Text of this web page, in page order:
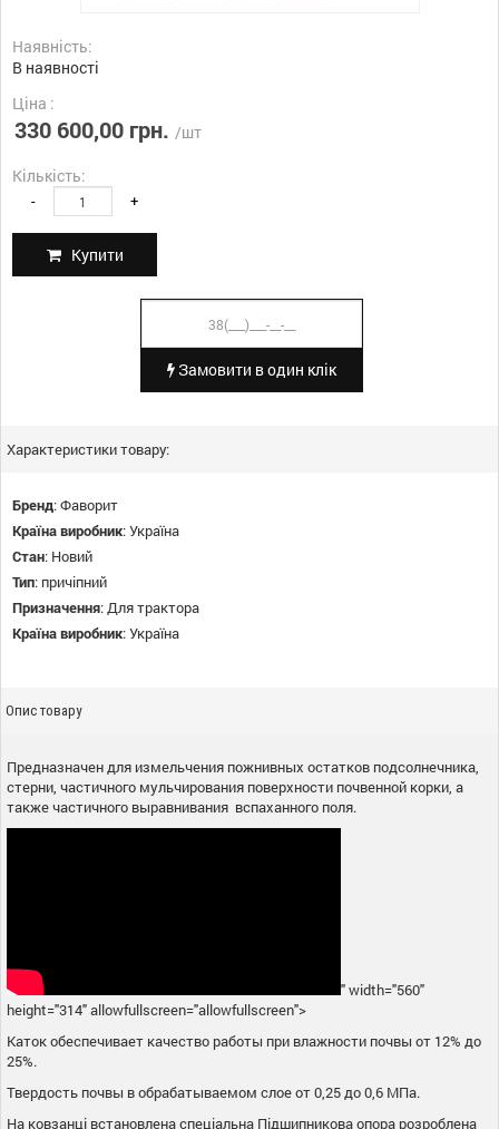
Наявність:
В наявності
Ціна :
330 600,00 грн. /шт
Кількість:
- +
Купити
Замовити в один клік
Характеристики товару:
Бренд:Фаворит
Країна виробник:Україна
Стан: Новий
Тип: причіпний
Призначення:Для трактора
Країна виробник:Україна
Опис товару
Предназначен для измельчения пожнивных остатков подсолнечника,
стерни, частичного мульчирования поверхности почвенной корки, а
также частичного выравнивания вспаханного поля.
" width="560"
height="314" allowfullscreen="allowfullscreen">
Каток обеспечивает качество работы при влажности почвы от 12% до
25%.
Твердость почвы в обрабатываемом слое от 0,25 до 0,6 МПа.
На ковзанці встановлена спеціальна Підшипникова опора розроблена